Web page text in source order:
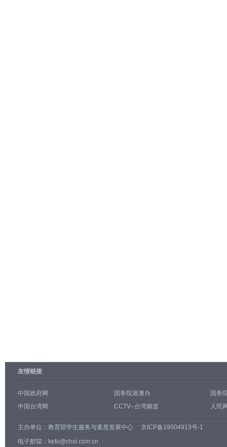
友情链接
中国政府网 国务院港澳办
国务
中国台湾网
CCTV--台湾频道 人民
主办单位： 教育部学生服务与素质发展中心
京ICP备19004913号-1
电子邮箱：kefu@chsi.com.cn